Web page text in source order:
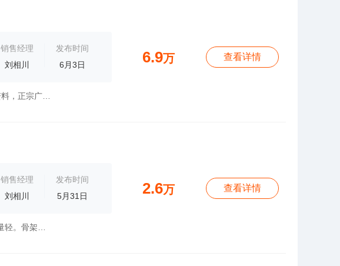
销售经理
刘相川
发布时间
6月3日
6.9万 查看详情
销售经理
刘相川
发布时间
5月31日
2.6万 查看详情